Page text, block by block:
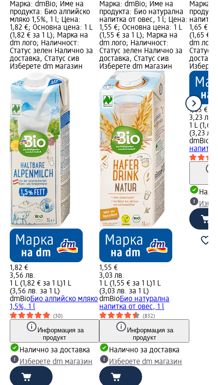
Марка: dmBio; Име на
продукта: Био алпийско
мляко 1,5%, 1 l; Цена:
1,82 €; Основна цена: 1 L
(1,82 € за 1 L); Марка на
dm лого; Наличност:
Статус зелен Налично за
доставка, Статус сив
Изберете dm магазин
1,82 €
3,56 лв.
1 L (1,82 € за 1 L)1 L
(3,56 лв. за 1 L)
dmBioБио алпийско мляко
1,5%, 1 l
(30)
Информация за
продукт
Налично за доставка
Изберете dm магазин
Марка: dmBio; Име на
продукта: Био натурална
напитка от овес, 1 l; Цена:
1,55 €; Основна цена: 1 L
(1,55 € за 1 L); Марка на
dm лого; Наличност:
Статус зелен Налично за
доставка, Статус сив
Изберете dm магазин
1,55 €
3,03 лв.
1 L (1,55 € за 1 L)1 L
(3,03 лв. за 1 L)
dmBioБио натурална
напитка от овес, 1 l
(832)
Информация за
продукт
Налично за доставка
Изберете dm магазин
Марка:
1,65 €;
(1,65 €
dm
Статус
1,65 €
3,23 лв.
1 L (1,65
(3,23 лв.
dmBio